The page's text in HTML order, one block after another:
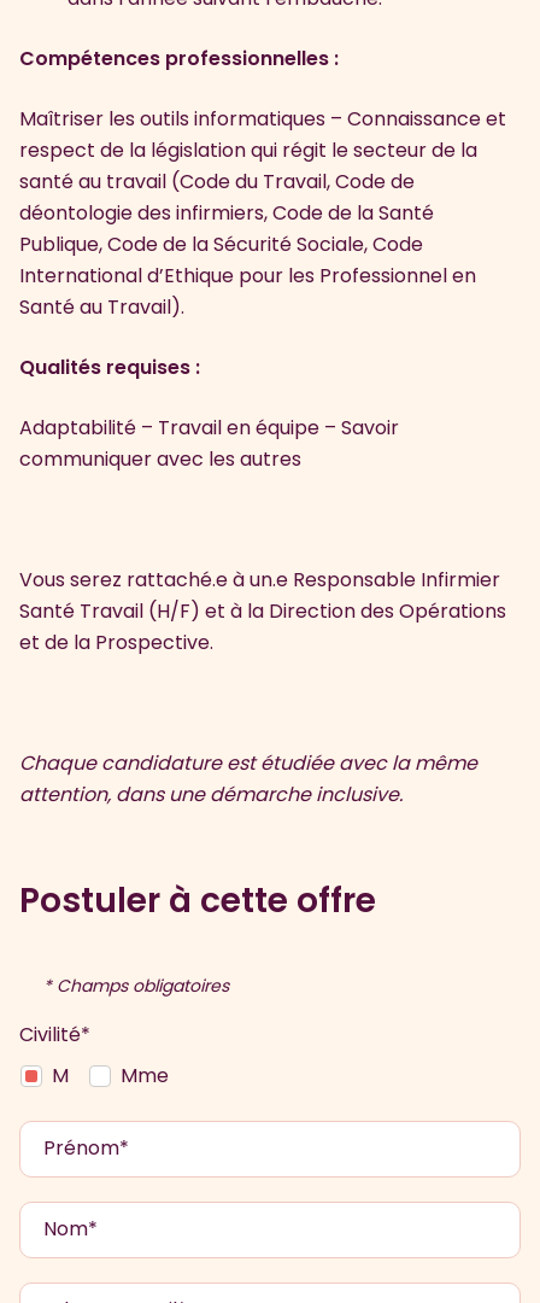
Compétences professionnelles :
Maîtriser les outils informatiques – Connaissance et
respect de la législation qui régit le secteur de la
santé au travail (Code du Travail, Code de
déontologie des infirmiers, Code de la Santé
Publique, Code de la Sécurité Sociale, Code
International d’Ethique pour les Professionnel en
Santé au Travail).
Qualités requises :
Adaptabilité – Travail en équipe – Savoir
communiquer avec les autres
Vous serez rattaché.e à un.e Responsable Infirmier
Santé Travail (H/F) et à la Direction des Opérations
et de la Prospective.
Chaque candidature est étudiée avec la même
attention, dans une démarche inclusive.
Postuler à cette offre
* Champs obligatoires
Civilité*
M
Mme
Prénom*
Nom*